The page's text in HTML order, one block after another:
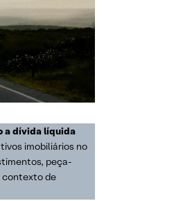
a dívida líquida
imobiliários no
peça-
contexto de